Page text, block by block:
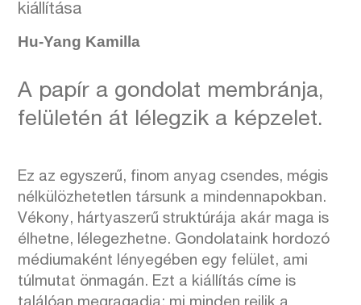
kiállítása
Hu-Yang Kamilla
A papír a gondolat membránja,
felületén át lélegzik a képzelet.
Ez az egyszerű, finom anyag csendes, mégis
nélkülözhetetlen társunk a mindennapokban.
Vékony, hártyaszerű struktúrája akár maga is
élhetne, lélegezhetne. Gondolataink hordozó
médiumaként lényegében egy felület, ami
túlmutat önmagán. Ezt a kiállítás címe is